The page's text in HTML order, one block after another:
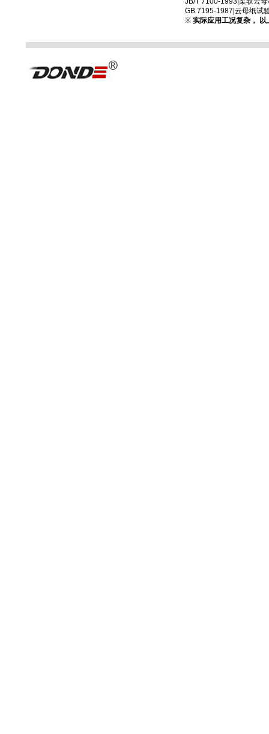
GB 7195-1987|云母纸试
※实际应用工况复杂， 以